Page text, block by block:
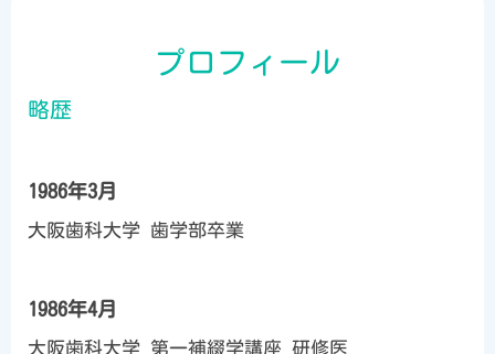
プロフィール
略歴
1986年3月
大阪歯科大学 歯学部卒業
1986年4月
大阪歯科大学 第一補綴学講座 研修医